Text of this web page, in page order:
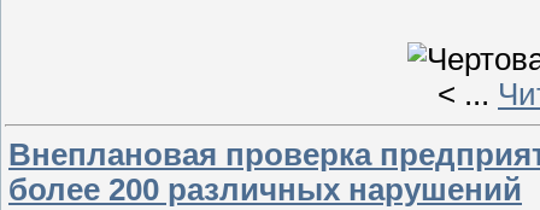
< ...
Внеплановая проверка
более 200 различных нарушений